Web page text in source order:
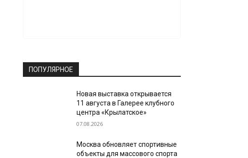
ПОПУЛЯРНОЕ
Новая выставка открывается
11 августа в Галерее клубного
центра «Крылатское»
07.08.2026
Москва обновляет спортивные
объекты для массового спорта